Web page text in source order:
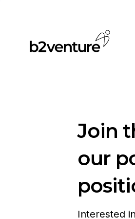
Join
our
Interested